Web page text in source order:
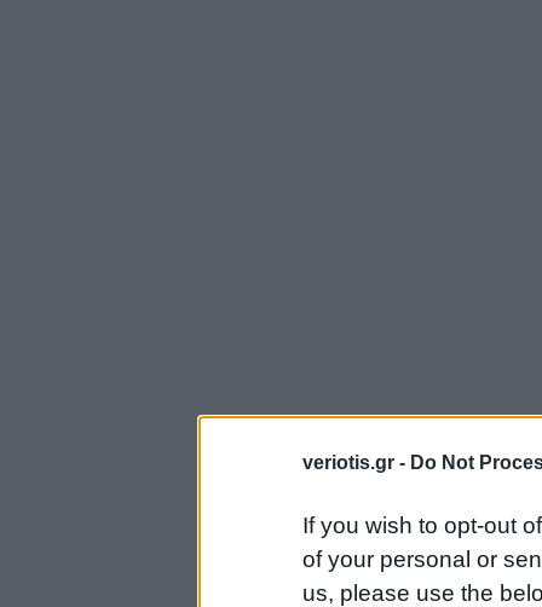
veriotis.gr - Do Not
If you wish to opt-out
of your personal or
us, please use the